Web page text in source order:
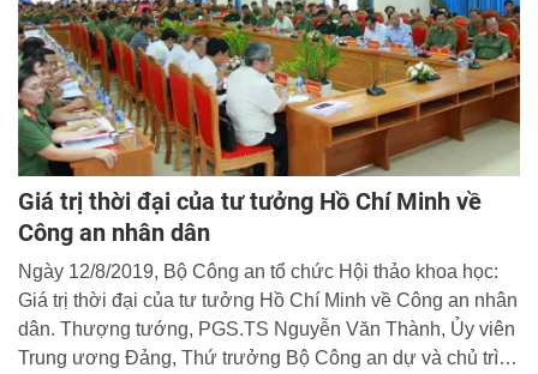
Giá trị thời đại của tư tưởng Hồ Chí Minh về
Công an nhân dân
Ngày 12/8/2019, Bộ Công an tổ chức Hội thảo khoa học:
Giá trị thời đại của tư tưởng Hồ Chí Minh về Công an nhân
dân. Thượng tướng, PGS.TS Nguyễn Văn Thành, Ủy viên
Trung ương Đảng, Thứ trưởng Bộ Công an dự và chủ trì